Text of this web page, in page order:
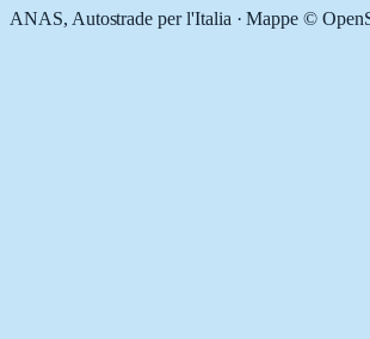
ANAS, Autostrade per l'Italia · Mappe ©